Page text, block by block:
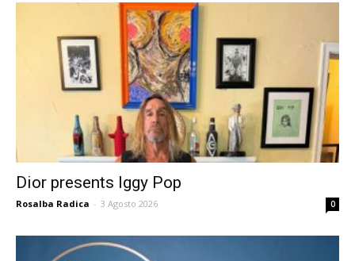
Dior presents Iggy Pop
Rosalba Radica - 3 Agosto 2026 0